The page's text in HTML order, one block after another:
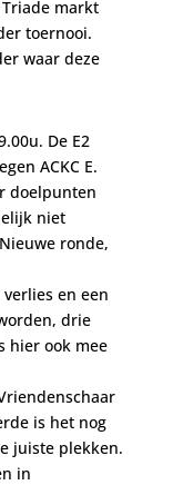
markt
toernooi.
waar deze
De E2
ACKC E.
doelpunten
niet
ronde,
verlies en een
drie
hier ook mee
is het nog
juiste plekken.
in